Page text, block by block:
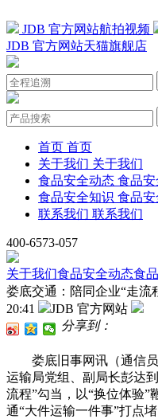
JDB 官方网站航拍视频
JDB 官方网站天猫旗舰店
首页 首页
关于我们 关于我们
食品安全动态 食品
食品安全知识 食品
联系我们 联系我们
400-6573-057
关于我们食品安全动态食
娄底交通：陪同企业“走流
20:41
JDB 官方网站
分享到：
娄底旧事网讯（通信员
运输局党组、副局长彭达
流程”勾当，以“换位体验
通“大件运输一件事”打点